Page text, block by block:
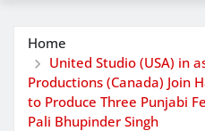
Home
United Studio (USA) in
Productions (Canada) Join
to Produce Three Punjabi
Pali Bhupinder Singh